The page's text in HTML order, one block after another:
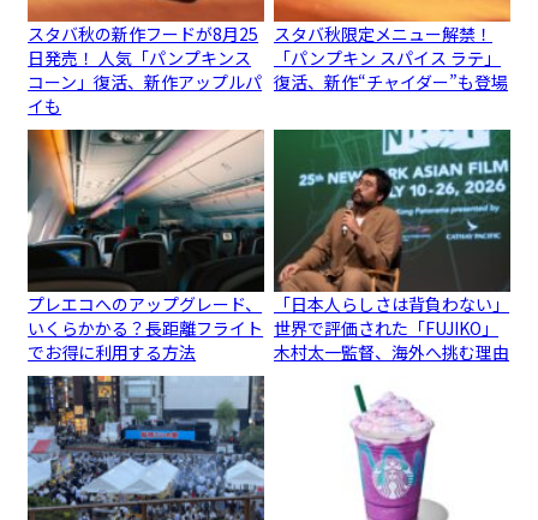
スタバ秋の新作フードが8月25
日発売！ 人気「パンプキンス
コーン」復活、新作アップルパ
イも
スタバ秋限定メニュー解禁！
「パンプキン スパイス ラテ」
復活、新作“チャイダー”も登場
プレエコへのアップグレード、
いくらかかる？長距離フライト
でお得に利用する方法
「日本人らしさは背負わない」
世界で評価された「FUJIKO」
木村太一監督、海外へ挑む理由